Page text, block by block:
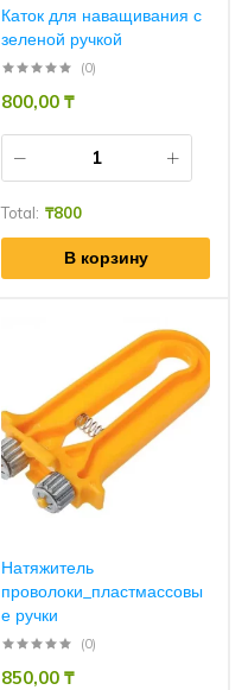
Каток для наващивания с
зеленой ручкой
(0)
800,00 ₸
Total: ₸800
В корзину
Натяжитель
проволоки_пластмассовы
е ручки
(0)
850,00 ₸